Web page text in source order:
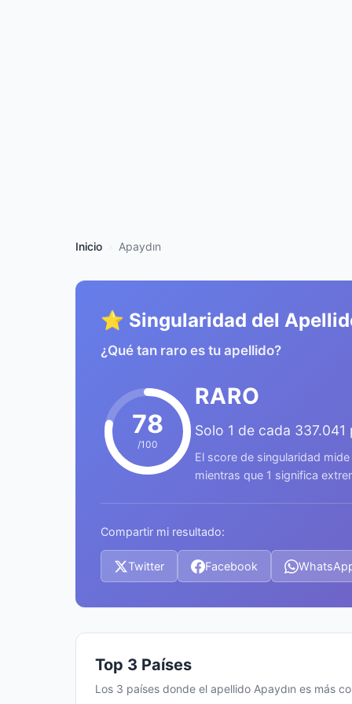
Inicio Apaydın
⭐ Singularidad del
¿Qué tan raro es tu apellido?
78
/100
RARO
Solo 1 de cada 337.041
El score de singularidad
mientras que 1 significa
Compartir mi resultado:
Twitter Facebook
Top 3 Países
Los 3 países donde el apellido Apaydın es más